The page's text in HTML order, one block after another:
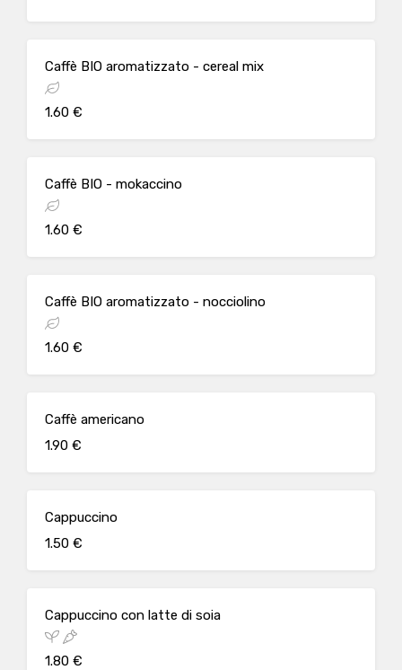
Caffè BIO aromatizzato - cereal mix
1.60 €
Caffè BIO - mokaccino
1.60 €
Caffè BIO aromatizzato - nocciolino
1.60 €
Caffè americano
1.90 €
Cappuccino
1.50 €
Cappuccino con latte di soia
1.80 €